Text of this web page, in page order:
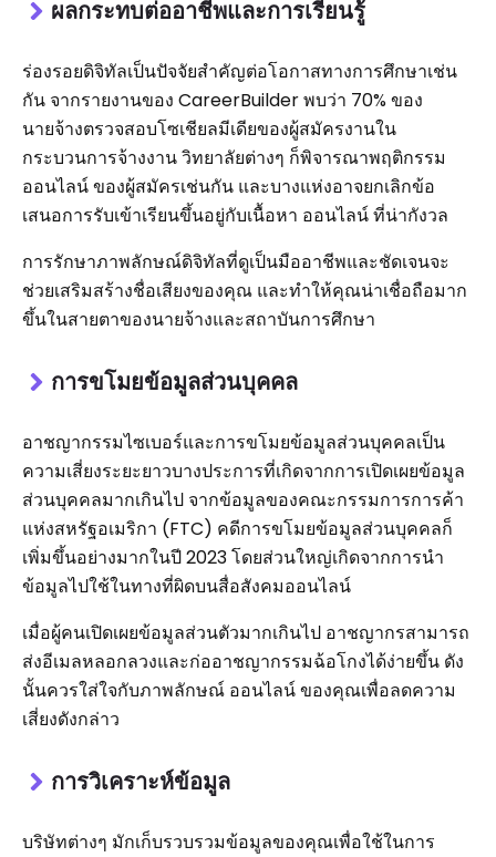
ผลกระทบต่ออาชีพและการเรียนรู้
ร่องรอยดิจิทัลเป็นปัจจัยสำคัญต่อโอกาสทางการศึกษาเช่น
กัน จากรายงานของ CareerBuilder พบว่า 70% ของ
นายจ้างตรวจสอบโซเชียลมีเดียของผู้สมัครงานใน
กระบวนการจ้างงาน วิทยาลัยต่างๆ ก็พิจารณาพฤติกรรม
ออนไลน์ ของผู้สมัครเช่นกัน และบางแห่งอาจยกเลิกข้อ
เสนอการรับเข้าเรียนขึ้นอยู่กับเนื้อหา ออนไลน์ ที่น่ากังวล
การรักษาภาพลักษณ์ดิจิทัลที่ดูเป็นมืออาชีพและชัดเจนจะ
ช่วยเสริมสร้างชื่อเสียงของคุณ และทำให้คุณน่าเชื่อถือมาก
ขึ้นในสายตาของนายจ้างและสถาบันการศึกษา
การขโมยข้อมูลส่วนบุคคล
อาชญากรรมไซเบอร์และการขโมยข้อมูลส่วนบุคคลเป็น
ความเสี่ยงระยะยาวบางประการที่เกิดจากการเปิดเผยข้อมูล
ส่วนบุคคลมากเกินไป จากข้อมูลของคณะกรรมการการค้า
แห่งสหรัฐอเมริกา (FTC) คดีการขโมยข้อมูลส่วนบุคคลก็
เพิ่มขึ้นอย่างมากในปี 2023 โดยส่วนใหญ่เกิดจากการนำ
ข้อมูลไปใช้ในทางที่ผิดบนสื่อสังคมออนไลน์
เมื่อผู้คนเปิดเผยข้อมูลส่วนตัวมากเกินไป อาชญากรสามารถ
ส่งอีเมลหลอกลวงและก่ออาชญากรรมฉ้อโกงได้ง่ายขึ้น ดัง
นั้นควรใส่ใจกับภาพลักษณ์ ออนไลน์ ของคุณเพื่อลดความ
เสี่ยงดังกล่าว
การวิเคราะห์ข้อมูล
บริษัทต่างๆ มักเก็บรวบรวมข้อมูลของคุณเพื่อใช้ในการ